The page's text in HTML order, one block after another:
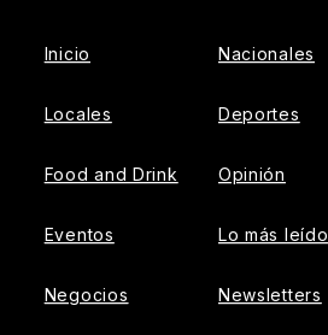
Inicio
Locales
Food and Drink
Eventos
Negocios
Nacionales
Deportes
Opinión
Lo más leído
Newsletters